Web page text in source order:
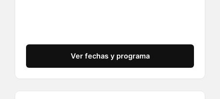
Ver fechas y programa